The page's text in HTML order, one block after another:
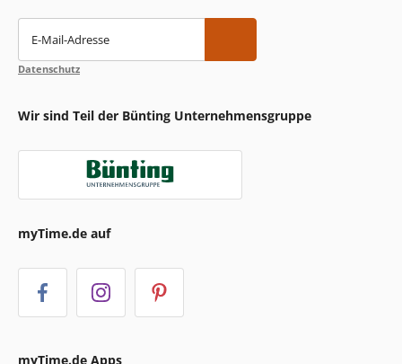
E-Mail-Adresse
Datenschutz
Wir sind Teil der Bünting Unternehmensgruppe
myTime.de auf
myTime.de Apps